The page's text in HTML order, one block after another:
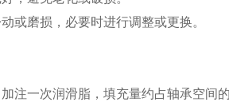
或磨损，必要时进行调整或更换。
注一次润滑脂，填充量约占轴承空间的